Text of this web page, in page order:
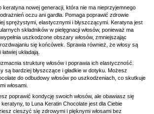
keratyna nowej generacji, która nie ma nieprzyjemnego
oczu ani gardła. Pomaga poprawić zdrowie
sprężystymi, elastycznymi i błyszczącymi. Keratyna jest
składników w pielęgnacji włosów, ponieważ ma
uszkodzone obszary włosów, zmniejszając
się końcówek. Sprawia również, że włosy są
układają.
strukturę włosów i poprawia ich elastyczność.
są bardziej błyszczące i gładkie w dotyku. Możesz
do odbudowy włosów po uszkodzeniach, co skutkuje
włosami.
poprawić kondycję swoich włosów, ale obawiasz się
to Luna Keratin Chocolate jest dla Ciebie
cieszyć się zdrowymi i pięknymi włosami bez